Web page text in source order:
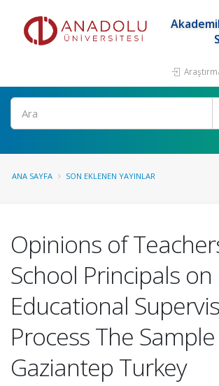
Ara
ANA SAYFA SON EKLENEN YAYINLAR
Opinions of
School Principals on
Educational
Process The
Gaziantep Turkey